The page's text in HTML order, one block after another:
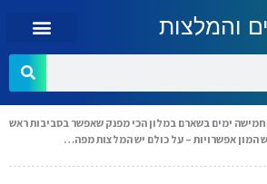
והמלצות
חמישה ימים בשארם במלון הכי מפנק שאפשר בסביבות ראש
המון אפשרויות – על כולם יש המלצות מפה…